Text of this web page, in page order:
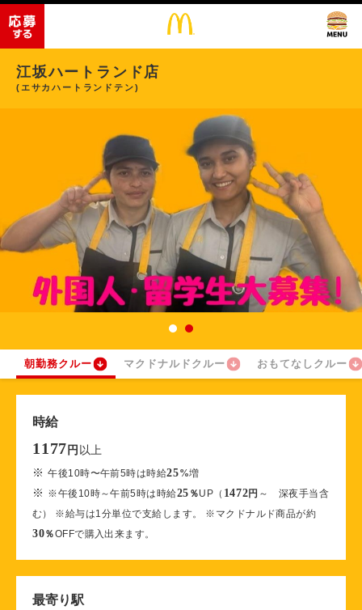
江坂ハートランド店
(エサカハートランドテン)
朝勤務クルー マクドナルドクルー おもてなしクルー
時給
1177 円 以上
※午後10時〜午前5時は時給25%増
※ ※午後10時～午前5時は時給25 ％UP（ 1472円 ～ 深夜手当含
む） ※給与は1分単位で支給します。 ※マクドナルド商品が約
30％OFFで購入出来ます。
最寄り駅